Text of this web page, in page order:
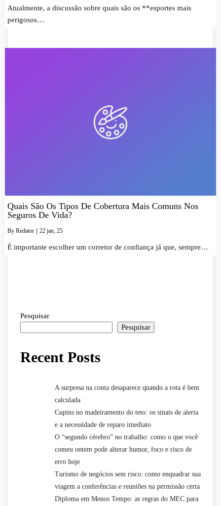
Atualmente, a discussão sobre quais são os **esportes mais
perigosos…
Quais São Os Tipos De Cobertura Mais Comuns Nos
Seguros De Vida?
By Redator 22 jan, 25
É importante escolher um corretor de confiança já que, sempre…
Pesquisar
Pesquisar
Recent Posts
A surpresa na conta desaparece quando a rota é bem
calculada
Cupins no madeiramento do teto: os sinais de alerta
e a necessidade de reparo imediato
O “segundo cérebro” no trabalho: como o que você
comeu ontem pode alterar humor, foco e risco de
erro hoje
Turismo de negócios sem risco: como enquadrar sua
viagem a conferências e reuniões na permissão certa
Diploma em Menos Tempo: as regras do MEC para